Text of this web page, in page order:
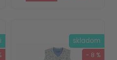
skladom
- 8 %